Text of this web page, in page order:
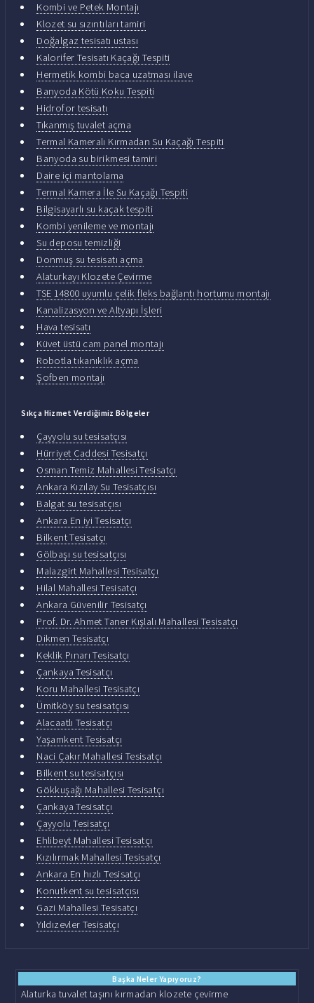
Kombi ve Petek Montajı
Klozet su sızıntıları tamiri
Doğalgaz tesisatı ustası
Kalorifer Tesisatı Kaçağı Tespiti
Hermetik kombi baca uzatması ilave
Banyoda Kötü Koku Tespiti
Hidrofor tesisatı
Tıkanmış tuvalet açma
Termal Kameralı Kırmadan Su Kaçağı Tespiti
Banyoda su birikmesi tamiri
Daire içi mantolama
Termal Kamera İle Su Kaçağı Tespiti
Bilgisayarlı su kaçak tespiti
Kombi yenileme ve montajı
Su deposu temizliği
Donmuş su tesisatı açma
Alaturkayı Klozete Çevirme
TSE 14800 uyumlu çelik fleks bağlantı hortumu montajı
Kanalizasyon ve Altyapı İşleri
Hava tesisatı
Küvet üstü cam panel montajı
Robotla tıkanıklık açma
Şofben montajı
Sıkça Hizmet Verdiğimiz Bölgeler
Çayyolu su tesisatçısı
Hürriyet Caddesi Tesisatçı
Osman Temiz Mahallesi Tesisatçı
Ankara Kızılay Su Tesisatçısı
Balgat su tesisatçısı
Ankara En iyi Tesisatçı
Bilkent Tesisatçı
Gölbaşı su tesisatçısı
Malazgirt Mahallesi Tesisatçı
Hilal Mahallesi Tesisatçı
Ankara Güvenilir Tesisatçı
Prof. Dr. Ahmet Taner Kışlalı Mahallesi Tesisatçı
Dikmen Tesisatçı
Keklik Pınarı Tesisatçı
Çankaya Tesisatçı
Koru Mahallesi Tesisatçı
Ümitköy su tesisatçısı
Alacaatlı Tesisatçı
Yaşamkent Tesisatçı
Naci Çakır Mahallesi Tesisatçı
Bilkent su tesisatçısı
Gökkuşağı Mahallesi Tesisatçı
Çankaya Tesisatçı
Çayyolu Tesisatçı
Ehlibeyt Mahallesi Tesisatçı
Kızılırmak Mahallesi Tesisatçı
Ankara En hızlı Tesisatçı
Konutkent su tesisatçısı
Gazi Mahallesi Tesisatçı
Yıldızevler Tesisatçı
Başka Neler Yapıyoruz?
Alaturka tuvalet taşını kırmadan klozete çevirme